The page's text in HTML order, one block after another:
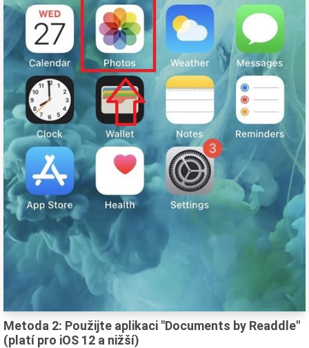
Metoda 2: Použijte aplikaci "Documents by Readdle"
(platí pro iOS 12 a nižší)